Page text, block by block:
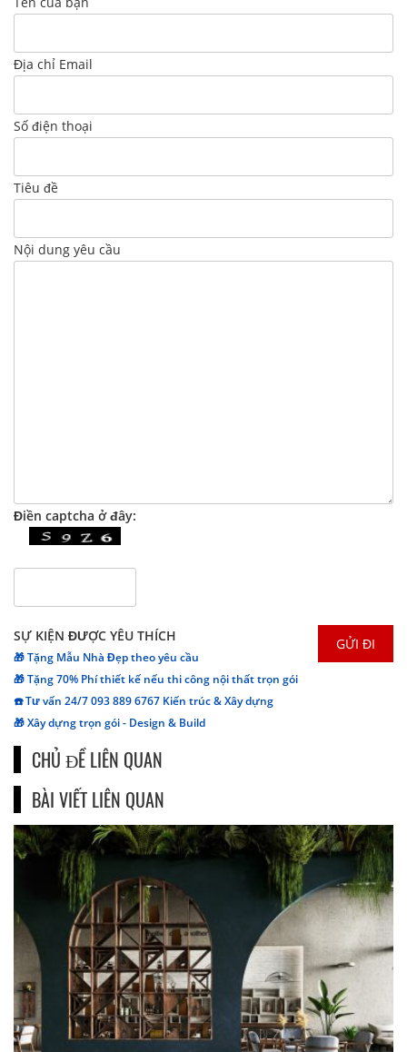
Địa chỉ Email
Số điện thoại
Tiêu đề
Nội dung yêu cầu
Điền captcha ở đây:
SỰ KIỆN ĐƯỢC YÊU THÍCH
🎁 Tặng Mẫu Nhà Đẹp theo yêu cầu
🎁 Tặng 70% Phí thiết kế nếu thi công nội thất trọn gói
☎️ Tư vấn 24/7 093 889 6767 Kiến trúc & Xây dựng
🎁 Xây dựng trọn gói - Design & Build
CHỦ ĐỀ LIÊN QUAN
BÀI VIẾT LIÊN QUAN